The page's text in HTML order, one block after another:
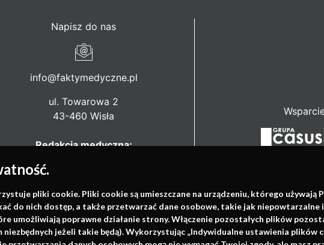
pliki cookie. Pliki cookie są umieszczane na urządzeniu, którego używają
do nich dostęp, a także przetwarzać dane osobowe, takie jak
umożliwiają poprawne działanie strony. Włączenie pozostałych plików
jeżeli takie będą). Wykorzystując „Indywidualne ustawienia plików
Napisz do nas
info@faktymedyczne.pl
ul. Towarowa 2
43-460 Wisła
Redakcja medyczna:
Biuro Zarządu Fundacji:
ul. Rodawska 26
61-312 Poznań